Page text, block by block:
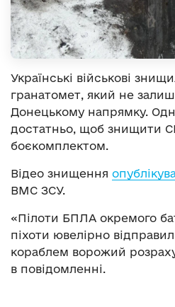
Українські військові
гранатомет, який не
Донецькому напрямку.
достатньо, щоб знищити
боєкомплектом.
Відео знищення
ВМС ЗСУ.
«Пілоти БПЛА окремого
піхоти ювелірно
кораблем ворожий
в повідомленні.